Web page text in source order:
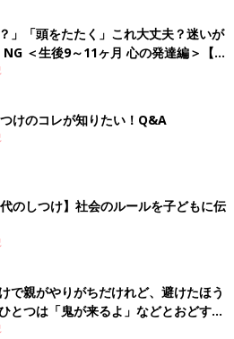
」「頭をたたく」これ大丈夫？迷いが
＜生後9～11ヶ月 心の発達編＞【動
けのコレが知りたい！Q&A
代のしつけ】社会のルールを子どもに伝
で親がやりがちだけれど、避けたほう
とつは「鬼が来るよ」などとおどすこ
のNGは？【専門家】